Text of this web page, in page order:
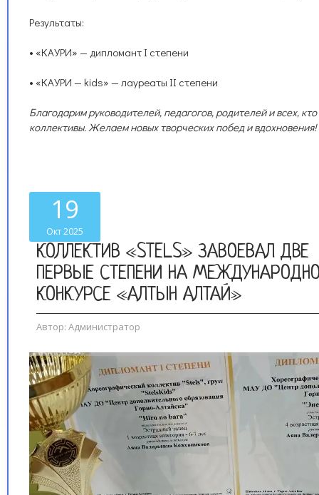
Результаты:
• «КАУРИ» — дипломант I степени
• «КАУРИ — kids» — лауреаты II степени
Благодарим руководителей, педагогов, родителей и всех,
коллективы. Желаем новых творческих побед и вдохновения!
19
Окт 2025
КОЛЛЕКТИВ «STELS» ЗАВОЕВАЛ ДВЕ
ПЕРВЫЕ СТЕПЕНИ НА
КОНКУРСЕ «АЛТЫН АЛТАЙ»
Автор: Администратор